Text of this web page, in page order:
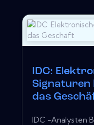
IDC:
Signaturen
das
IDC -Analysten